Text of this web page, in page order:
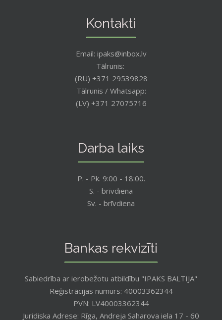
Kontakti
Email: ipaks@inbox.lv
Tālrunis:
(RU) +371 29539828
Tālrunis / Whatsapp:
(LV) +371 27075716
Darba laiks
P. - Pk. 9:00 - 18:00.
S. - brīvdiena
Sv. - brīvdiena
Bankas rekvizīti
Sabiedrība ar ierobežotu atbildību "IPAKS BALTIJA"
Reģistrācijas numurs: 40003362344
PVN: LV40003362344
Juridiska Adrese: Rīga, Andreja Saharova iela 17 - 60